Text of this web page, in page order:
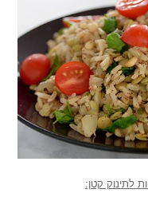
לתינוק קטן: